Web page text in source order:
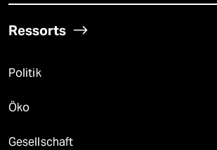
Ressorts
Politik
Öko
Gesellschaft